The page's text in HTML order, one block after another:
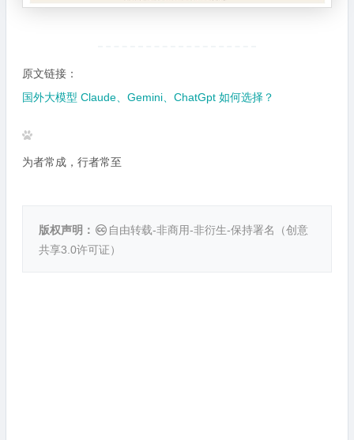
原文链接：
国外大模型 Claude、Gemini、ChatGpt 如何选择？
为者常成，行者常至
版权声明： 自由转载-非商用-非衍生-保持署名（创意
共享3.0许可证）